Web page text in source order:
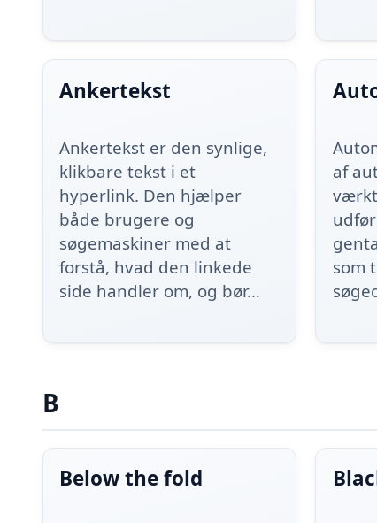
Ankertekst
Ankertekst er den synlige,
klikbare tekst i et
hyperlink. Den hjælper
både brugere og
søgemaskiner med at
forstå, hvad den linkede
side handler om, og bør…
af
som
B
Below the fold